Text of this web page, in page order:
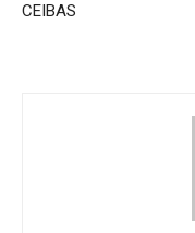
CEIBAS